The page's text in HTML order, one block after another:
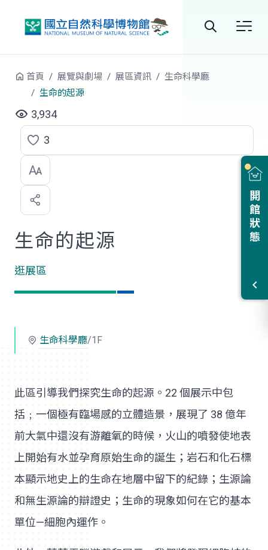
站
開館狀態
首頁 展覽與劇場 展區資訊
生命科學廳
生命的起源
3,934
點
選
喜
歡
3
生命的起源
逛展區
生命科學廳/1F
此區引導我們探究生命的起源。22 個展示中包
括﹔一個極有臨場感的立體造景，展現了 38 億年
前大氣中還沒有游離氧的時候，火山的噴發使地表
上開始有水並孕育原始生命的誕生；岩石和化石標
本顯示地史上的生命在地層中留下的紀錄；生源論
和無生源論的辯證史；生命的現象如何在它的基本
單位—細胞內運作。